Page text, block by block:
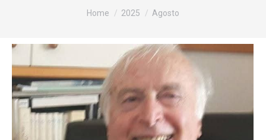
Tu sei qui:
Home 2025 Agosto